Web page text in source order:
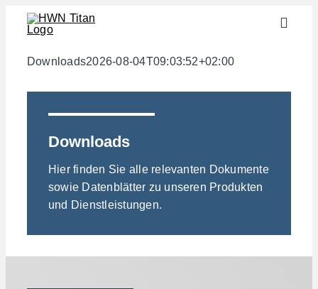
Zum
Inhalt
Toggle
Branchen
Halbzeuge
Werkstoffe
Services
Downloads
Über uns
Kontakt
Downloads2026-08-04T09:03:52+02:00
Downloads
Hier finden Sie alle relevanten Dokumente
sowie Datenblätter zu unseren Produkten
und Dienstleistungen.